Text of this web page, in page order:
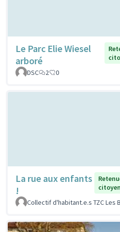
Le Parc Elie Wiesel
arboré
DSC
2 0
La rue aux enfants
!
Collectif d'habitant.e.s TZC Les